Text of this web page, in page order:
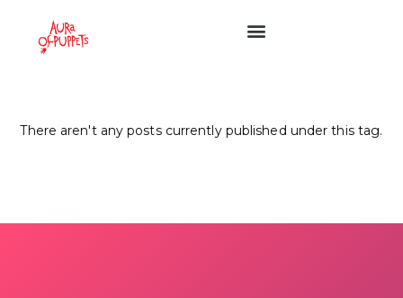
There aren't any posts currently published under this tag.